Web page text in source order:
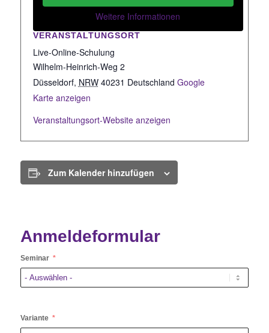
VERANSTALTUNGSORT
Live-Online-Schulung
Wilhelm-Heinrich-Weg 2
Düsseldorf, NRW 40231 Deutschland Google
Karte anzeigen
Veranstaltungsort-Website anzeigen
Weitere Informationen
Zum Kalender hinzufügen
Anmeldeformular
Seminar
Variante